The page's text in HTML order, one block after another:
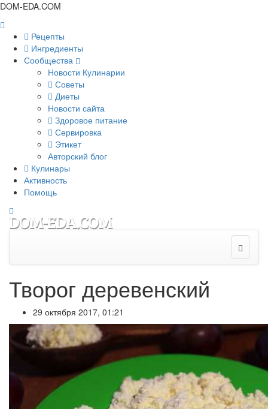
DOM-EDA.COM
Рецепты
Ингредиенты
Сообщества
Новости Кулинарии
Советы
Диеты
Новости сайта
Здоровое питание
Сервировка
Этикет
Авторский блог
Кулинары
Активность
Помощь
Творог деревенский
29 октября 2017, 01:21